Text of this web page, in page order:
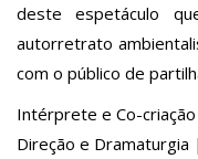
deste espetáculo
autorretrato
com o público de
Intérprete e Co-
Direção e Dramaturgia